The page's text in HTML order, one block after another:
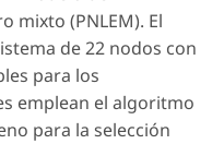
mixto (PNLEM). El
de 22 nodos con
para los
emplean el algoritmo
para la selección